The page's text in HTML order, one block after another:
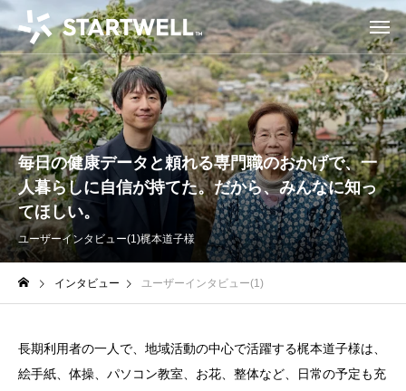
毎日の健康データと頼れる専門職のおかげで、一
人暮らしに自信が持てた。だから、みんなに知っ
てほしい。
ユーザーインタビュー(1)梶本道子様
インタビュー ユーザーインタビュー(1)
長期利用者の一人で、地域活動の中心で活躍する梶本道子様は、
絵手紙、体操、パソコン教室、お花、整体など、日常の予定も充